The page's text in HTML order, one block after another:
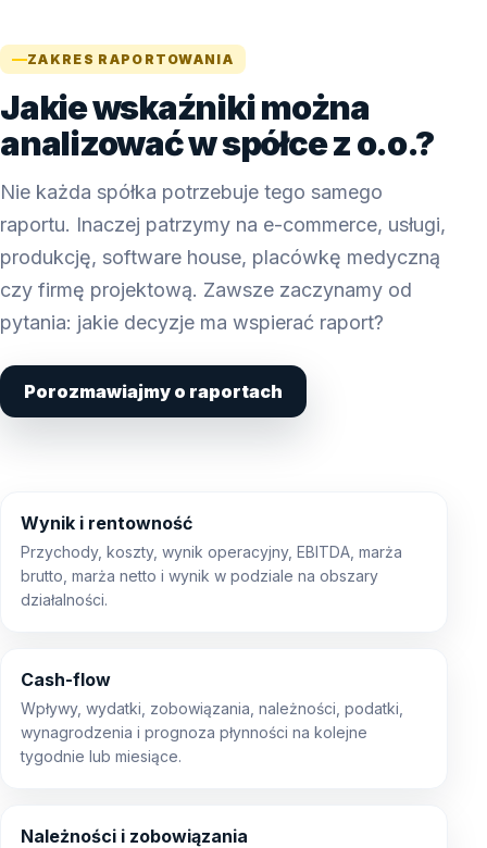
ZAKRES RAPORTOWANIA
Jakie wskaźniki można
analizować w spółce z o.o.?
Nie każda spółka potrzebuje tego samego
raportu. Inaczej patrzymy na e-commerce, usługi,
produkcję, software house, placówkę medyczną
czy firmę projektową. Zawsze zaczynamy od
pytania: jakie decyzje ma wspierać raport?
Porozmawiajmy o raportach
Wynik i rentowność
Przychody, koszty, wynik operacyjny, EBITDA, marża
brutto, marża netto i wynik w podziale na obszary
działalności.
Cash-flow
Wpływy, wydatki, zobowiązania, należności, podatki,
wynagrodzenia i prognoza płynności na kolejne
tygodnie lub miesiące.
Należności i zobowiązania